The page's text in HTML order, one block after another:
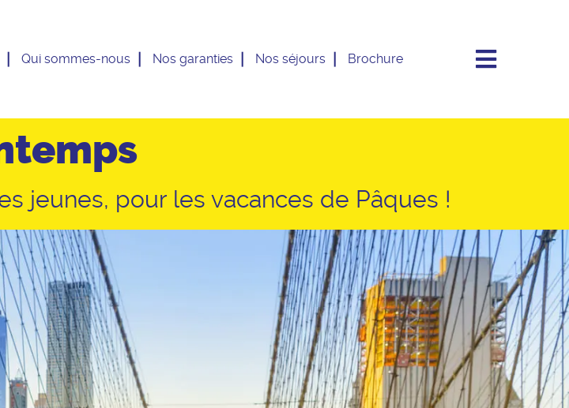
Qui sommes-nous Nos garanties Nos séjours Brochure
jeunes, pour les vacances de Pâques !